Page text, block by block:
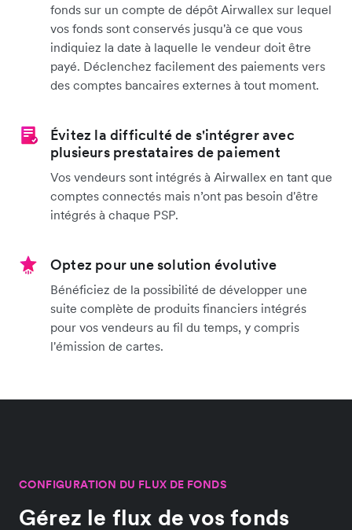
fonds sur un compte de dépôt Airwallex sur lequel
vos fonds sont conservés jusqu'à ce que vous
indiquiez la date à laquelle le vendeur doit être
payé. Déclenchez facilement des paiements vers
des comptes bancaires externes à tout moment.
Évitez la difficulté de s'intégrer avec
plusieurs prestataires de paiement
Vos vendeurs sont intégrés à Airwallex en tant que
comptes connectés mais n’ont pas besoin d'être
intégrés à chaque PSP.
Optez pour une solution évolutive
Bénéficiez de la possibilité de développer une
suite complète de produits financiers intégrés
pour vos vendeurs au fil du temps, y compris
l'émission de cartes.
CONFIGURATION DU FLUX DE FONDS
Gérez le flux de vos fonds